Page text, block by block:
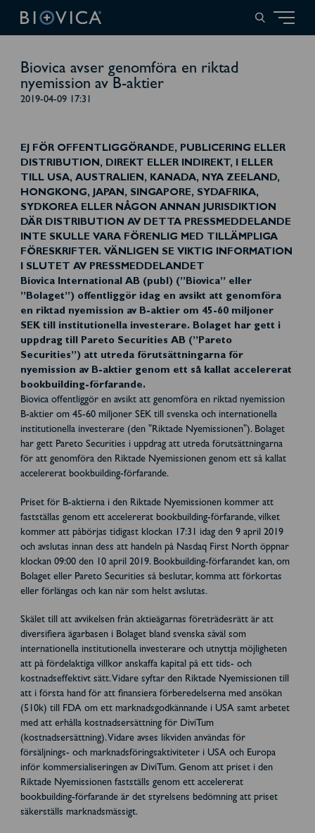
Biovica avser genomföra en riktad
nyemission av B-aktier
2019-04-09 17:31
EJ FÖR OFFENTLIGGÖRANDE, PUBLICERING ELLER
DISTRIBUTION, DIREKT ELLER INDIREKT, I ELLER
TILL USA, AUSTRALIEN, KANADA, NYA ZEELAND,
HONGKONG, JAPAN, SINGAPORE, SYDAFRIKA,
SYDKOREA ELLER NÅGON ANNAN JURISDIKTION
DÄR DISTRIBUTION AV DETTA PRESSMEDDELANDE
INTE SKULLE VARA FÖRENLIG MED TILLÄMPLIGA
FÖRESKRIFTER. VÄNLIGEN SE VIKTIG INFORMATION
I SLUTET AV PRESSMEDDELANDET
Biovica International AB (publ) (”Biovica” eller
”Bolaget”) offentliggör idag en avsikt att genomföra
en riktad nyemission av B-aktier om 45-60 miljoner
SEK till institutionella investerare. Bolaget har gett i
uppdrag till Pareto Securities AB (”Pareto
Securities”) att utreda förutsättningarna för
nyemission av B-aktier genom ett så kallat accelererat
bookbuilding-förfarande.
Biovica offentliggör en avsikt att genomföra en riktad nyemission
B-aktier om 45-60 miljoner SEK till svenska och internationella
institutionella investerare (den "Riktade Nyemissionen"). Bolaget
har gett Pareto Securities i uppdrag att utreda förutsättningarna
för att genomföra den Riktade Nyemissionen genom ett så kallat
accelererat bookbuilding-förfarande.
Priset för B-aktierna i den Riktade Nyemissionen kommer att
fastställas genom ett accelererat bookbuilding-förfarande, vilket
kommer att påbörjas tidigast klockan 17:31 idag den 9 april 2019
och avslutas innan dess att handeln på Nasdaq First North öppnar
klockan 09:00 den 10 april 2019. Bookbuilding-förfarandet kan, om
Bolaget eller Pareto Securities så beslutar, komma att förkortas
eller förlängas och kan när som helst avslutas.
Skälet till att avvikelsen från aktieägarnas företrädesrätt är att
diversifiera ägarbasen i Bolaget bland svenska såväl som
internationella institutionella investerare och utnyttja möjligheten
att på fördelaktiga villkor anskaffa kapital på ett tids- och
kostnadseffektivt sätt. Vidare syftar den Riktade Nyemissionen till
att i första hand för att finansiera förberedelserna med ansökan
(510k) till FDA om ett marknadsgodkännande i USA samt arbetet
med att erhålla kostnadsersättning för DiviTum
(kostnadsersättning). Vidare avses likviden användas för
försäljnings- och marknadsföringsaktiviteter i USA och Europa
inför kommersialiseringen av DiviTum. Genom att priset i den
Riktade Nyemissionen fastställs genom ett accelererat
bookbuilding-förfarande är det styrelsens bedömning att priset
säkerställs marknadsmässigt.